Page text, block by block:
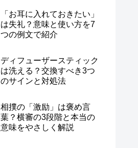
「お耳に入れておきたい」
は失礼？意味と使い方を7
つの例文で紹介
ディフューザースティック
は洗える？交換すべき3つ
のサインと対処法
相撲の「激励」は褒め言
葉？横審の3段階と本当の
意味をやさしく解説